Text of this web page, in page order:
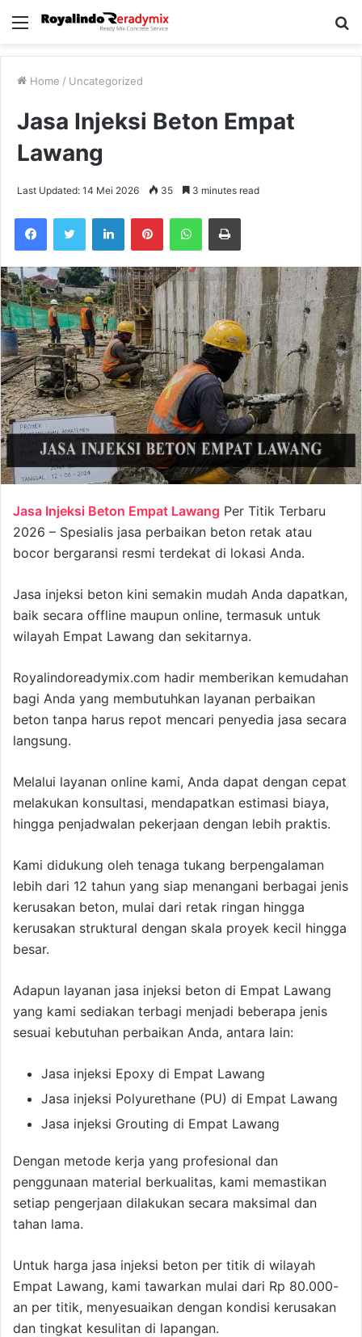
Menu
Home / Uncategorized
Jasa Injeksi Beton Empat
Lawang
Last Updated: 14 Mei 2026 35 3 minutes read
FacebookTwitter LinkedInPinterestWhatsAppPrint
Jasa Injeksi Beton Empat Lawang Per Titik Terbaru
2026 – Spesialis jasa perbaikan beton retak atau
bocor bergaransi resmi terdekat di lokasi Anda.
Jasa injeksi beton kini semakin mudah Anda dapatkan,
baik secara offline maupun online, termasuk untuk
wilayah Empat Lawang dan sekitarnya.
Royalindoreadymix.com hadir memberikan kemudahan
bagi Anda yang membutuhkan layanan perbaikan
beton tanpa harus repot mencari penyedia jasa secara
langsung.
Melalui layanan online kami, Anda dapat dengan cepat
melakukan konsultasi, mendapatkan estimasi biaya,
hingga penjadwalan pekerjaan dengan lebih praktis.
Kami didukung oleh tenaga tukang berpengalaman
lebih dari 12 tahun yang siap menangani berbagai jenis
kerusakan beton, mulai dari retak ringan hingga
kerusakan struktural dengan skala proyek kecil hingga
besar.
Adapun layanan jasa injeksi beton di Empat Lawang
yang kami sediakan terbagi menjadi beberapa jenis
sesuai kebutuhan perbaikan Anda, antara lain:
Jasa injeksi Epoxy di Empat Lawang
Jasa injeksi Polyurethane (PU) di Empat Lawang
Jasa injeksi Grouting di Empat Lawang
Dengan metode kerja yang profesional dan
penggunaan material berkualitas, kami memastikan
setiap pengerjaan dilakukan secara maksimal dan
tahan lama.
Untuk harga jasa injeksi beton per titik di wilayah
Empat Lawang, kami tawarkan mulai dari Rp 80.000-
an per titik, menyesuaikan dengan kondisi kerusakan
dan tingkat kesulitan di lapangan.